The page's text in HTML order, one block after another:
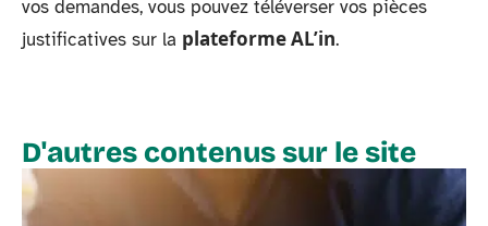
vos demandes, vous pouvez téléverser vos pièces
justificatives sur la plateforme AL’in.
D'autres contenus sur le site